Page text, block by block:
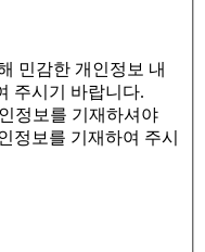
민감한 개인정보 내
주시기 바랍니다.
정보를 기재하셔야
정보를 기재하여 주시